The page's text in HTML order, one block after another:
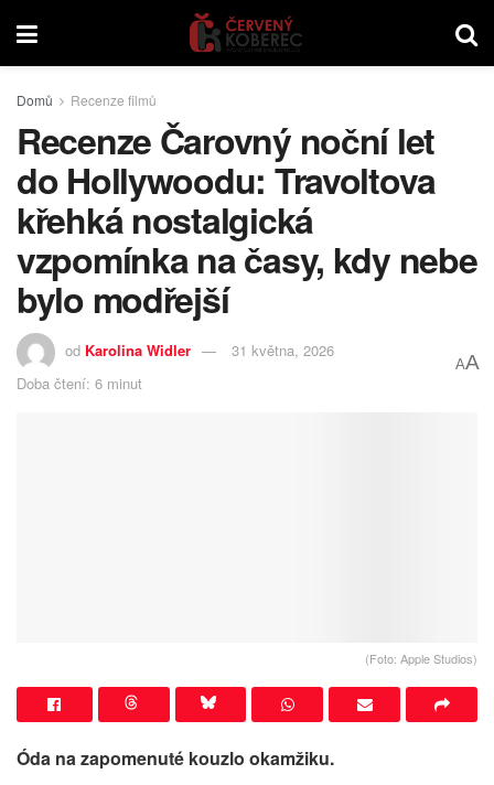
Domů Recenze filmů
Recenze Čarovný noční let
do Hollywoodu: Travoltova
křehká nostalgická
vzpomínka na časy, kdy nebe
bylo modřejší
od Karolina Widler
31 května, 2026
Doba čtení: 6 minut
AA
(Foto: Apple Studios)
Óda na zapomenuté kouzlo okamžiku.